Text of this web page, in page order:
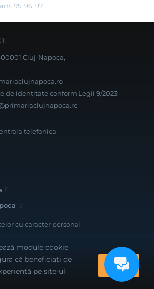
95, 96, 97
Cluj-Napoca,
de identitate conform Legii 9/2023:
telefonica
cu caracter personal
intenții de către
module cookie
că beneficiați de
pe site-ul
OK